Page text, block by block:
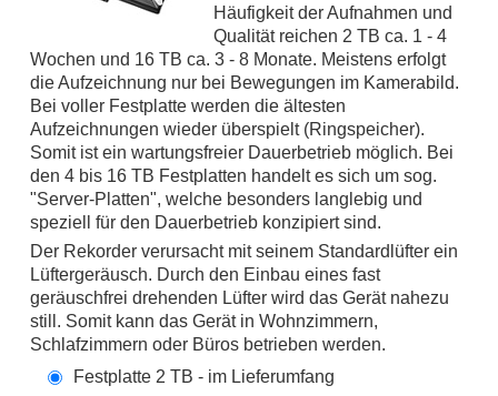
Häufigkeit der Aufnahmen und
Qualität reichen 2 TB ca. 1 - 4
Wochen und 16 TB ca. 3 - 8 Monate. Meistens erfolgt
die Aufzeichnung nur bei Bewegungen im Kamerabild.
Bei voller Festplatte werden die ältesten
Aufzeichnungen wieder überspielt (Ringspeicher).
Somit ist ein wartungsfreier Dauerbetrieb möglich. Bei
den 4 bis 16 TB Festplatten handelt es sich um sog.
"Server-Platten", welche besonders langlebig und
speziell für den Dauerbetrieb konzipiert sind.
Der Rekorder verursacht mit seinem Standardlüfter ein
Lüftergeräusch. Durch den Einbau eines fast
geräuschfrei drehenden Lüfter wird das Gerät nahezu
still. Somit kann das Gerät in Wohnzimmern,
Schlafzimmern oder Büros betrieben werden.
Festplatte 2 TB - im Lieferumfang